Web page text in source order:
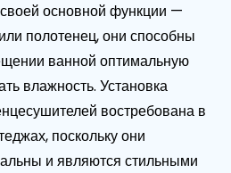
основной функции —
полотенец, они способны
ванной оптимальную
влажность. Установка
востребована в
поскольку они
и являются стильными